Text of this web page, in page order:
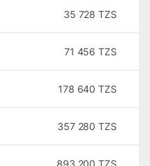
35 728 TZS
71 456 TZS
178 640 TZS
357 280 TZS